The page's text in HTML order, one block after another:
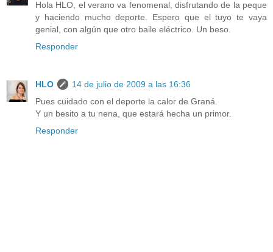
Hola HLO, el verano va fenomenal, disfrutando de la peque
y haciendo mucho deporte. Espero que el tuyo te vaya
genial, con algún que otro baile eléctrico. Un beso.
Responder
HLO
14 de julio de 2009 a las 16:36
Pues cuidado con el deporte la calor de Graná.
Y un besito a tu nena, que estará hecha un primor.
Responder